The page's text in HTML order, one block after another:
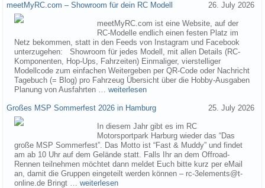
meetMyRC.com – Showroom für dein RC Modell 26. July 2026
meetMyRC.com ist eine Website, auf der
RC-Modelle endlich einen festen Platz im
Netz bekommen, statt in den Feeds von Instagram und Facebook
unterzugehen: Showroom für jedes Modell, mit allen Details (RC-
Komponenten, Hop-Ups, Fahrzeiten) Einmaliger, vierstelliger
Modellcode zum einfachen Weitergeben per QR-Code oder Nachricht
Tagebuch (= Blog) pro Fahrzeug Übersicht über die Hobby-Ausgaben
Planung von Ausfahrten … weiterlesen
Großes MSP Sommerfest 2026 in Hamburg 25. July 2026
In diesem Jahr gibt es im RC
Motorsportpark Harburg wieder das “Das
große MSP Sommerfest”. Das Motto ist “Fast & Muddy” und findet
am ab 10 Uhr auf dem Gelände statt. Falls Ihr an dem Offroad-
Rennen teilnehmen möchtet dann meldet Euch bitte kurz per eMail
an, damit die Gruppen eingeteilt werden können – rc-3elements@t-
online.de Bringt … weiterlesen